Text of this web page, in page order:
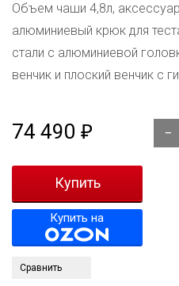
Объем чаши 4,8л,
алюминиевый крюк для
стали с алюминиевой
венчик и плоский венчик с
74 490 ₽
Купить на
Сравнить